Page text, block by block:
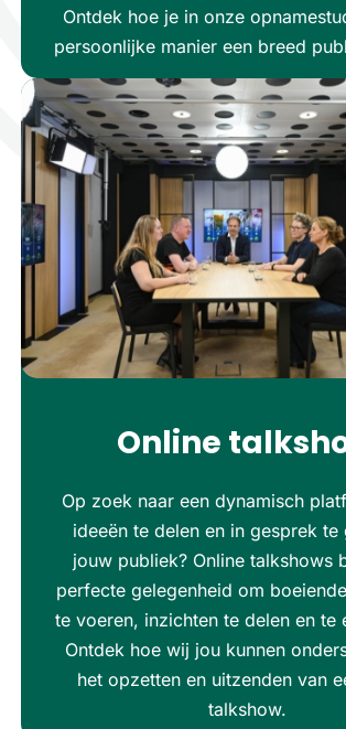
Ontdek hoe je in onze
persoonlijke manier een breed
Online
Op zoek naar een dynamisch
ideeën te delen en in gesprek te
jouw publiek? Online talkshows
perfecte gelegenheid om
te voeren, inzichten te delen en te
Ontdek hoe wij jou kunnen
het opzetten en uitzenden van
talkshow.